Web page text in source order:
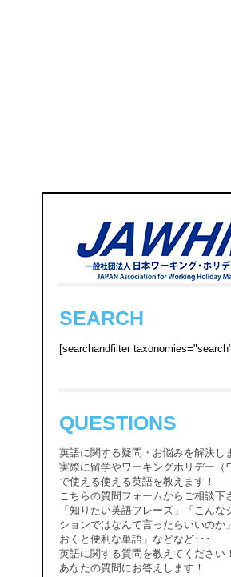
SEARCH
[searchandfilter
QUESTIONS
英語に関する疑問・お悩みを解決し
実際に留学やワーキングホリデー（
で使える使える英語を教えます！
こちらの質問フォームからご相談下
「知りたい英語フレーズ」「こんな
ションではなんて言ったらいいのか
おくと便利な単語」などなど･･･
英語に関する質問を教えてください
あなたの質問にお答えします！